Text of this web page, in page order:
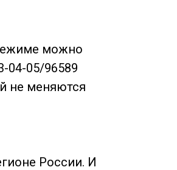
можно
04-05/96589
не меняются
России. И